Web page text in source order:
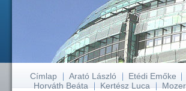
Címlap Arató László Etédi Emőke
Horváth Beáta
Kertész Luca